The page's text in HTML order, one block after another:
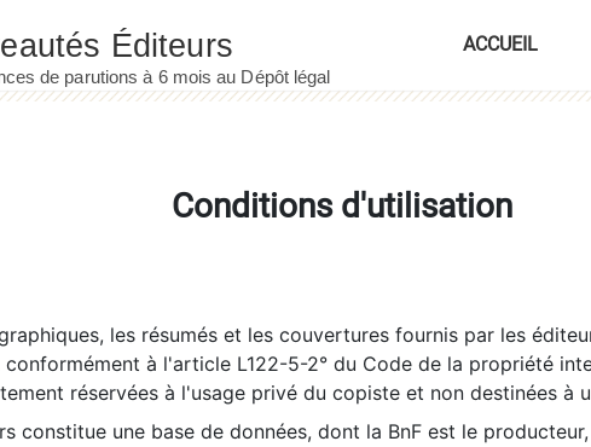
ACCUEIL
Conditions d'utilisation
les résumés et les couvertures fournis par les
à l'article L122-5-2° du Code de la propriété
réservées à l'usage privé du copiste et non destinées à
constitue une base de données, dont la BnF est le